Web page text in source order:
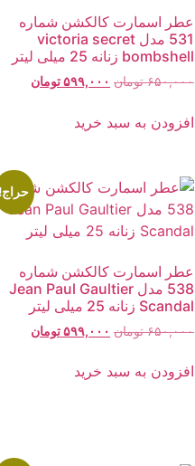
عطر اسمارت کالکشن شماره
531 مدل victoria secret
bombshell زنانه 25 میلی لیتر
۶۵۰,۰۰۰ تومانقیمت
۵۹۹,۰۰۰تومانقیمت
افزودن به سبد خرید
حراج!
عطر اسمارت کالکشن شماره
538 مدل Jean Paul Gaultier
Scandal زنانه 25 میلی لیتر
۶۵۰,۰۰۰ تومانقیمت
۵۹۹,۰۰۰تومانقیمت
افزودن به سبد خرید